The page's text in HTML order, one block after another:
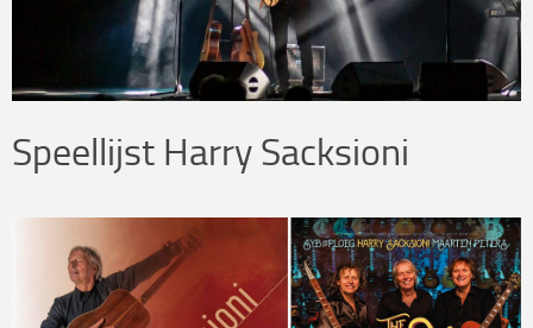
Speellijst Harry Sacksioni